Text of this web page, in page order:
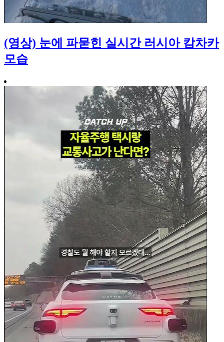
(영상) 눈에 파묻힌 실시간 러시아 캄차카
모습